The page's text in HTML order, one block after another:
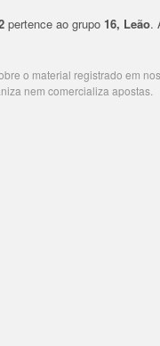
pertence ao grupo 16, Leão.
o material registrado em
nem comercializa apostas.